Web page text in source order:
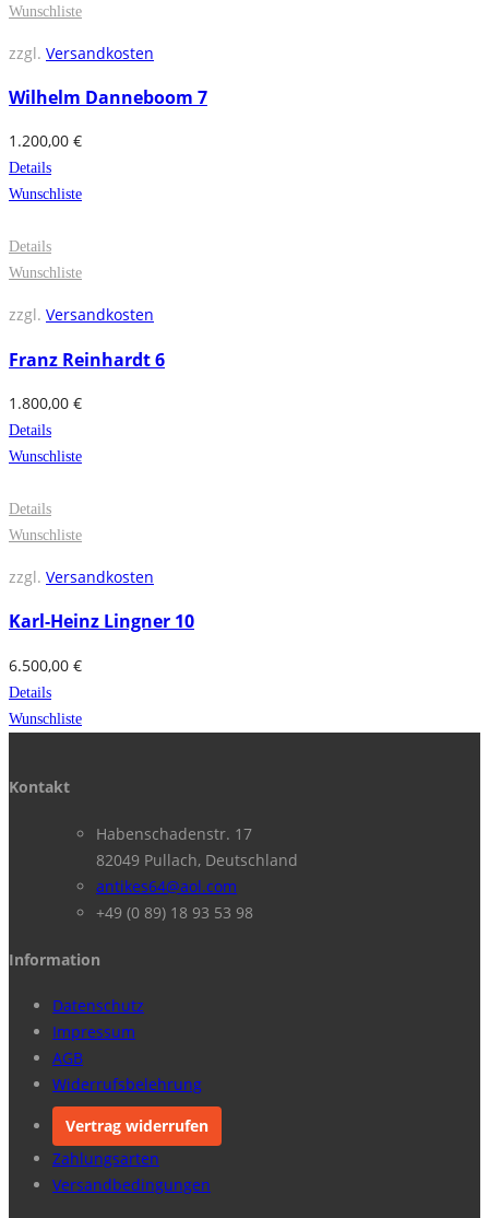
Wunschliste
zzgl. Versandkosten
Wilhelm Danneboom 7
1.200,00 €
Details
Wunschliste
Details
Wunschliste
zzgl. Versandkosten
Franz Reinhardt 6
1.800,00 €
Details
Wunschliste
Details
Wunschliste
zzgl. Versandkosten
Karl-Heinz Lingner 10
6.500,00 €
Details
Wunschliste
Kontakt
Habenschadenstr. 17
82049 Pullach, Deutschland
antikes64@aol.com
+49 (0 89) 18 93 53 98
Information
Datenschutz
Impressum
AGB
Widerrufsbelehrung
Vertrag widerrufen
Zahlungsarten
Versandbedingungen